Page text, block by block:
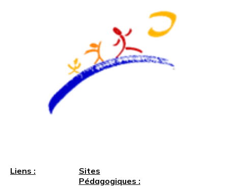
Liens :
Sites
Pédagogiques :